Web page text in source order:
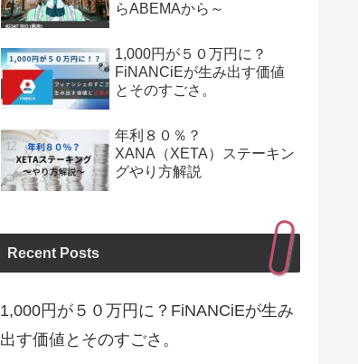
らABEMAから～
1,000円が５０万円に？
FiNANCiEが生み出す価値
とそのすごさ。
年利８０％？
XANA（XETA）ステーキン
グやり方解説
Recent Posts
1,000円が５０万円に？FiNANCiEが生み
出す価値とそのすごさ。